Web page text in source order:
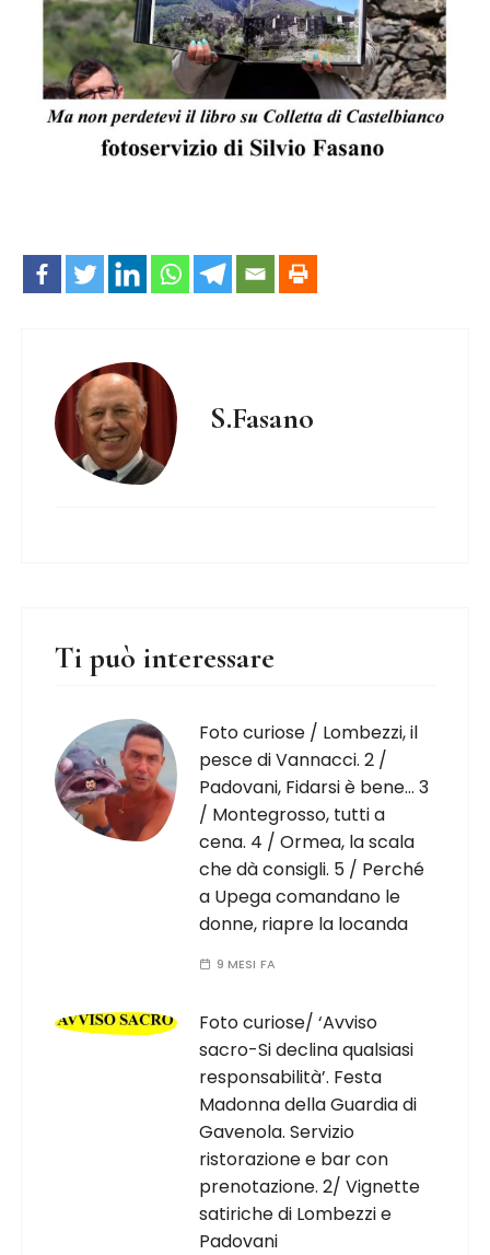
S.Fasano
Ti può interessare
Foto curiose / Lombezzi, il
pesce di Vannacci. 2 /
Padovani, Fidarsi è bene… 3
/ Montegrosso, tutti a
cena. 4 / Ormea, la scala
che dà consigli. 5 / Perché
a Upega comandano le
donne, riapre la locanda
9 MESI FA
Foto curiose/ ‘Avviso
sacro-Si declina qualsiasi
responsabilità’. Festa
Madonna della Guardia di
Gavenola. Servizio
ristorazione e bar con
prenotazione. 2/ Vignette
satiriche di Lombezzi e
Padovani